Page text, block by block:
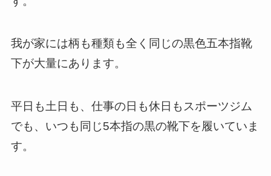
我が家には柄も種類も全く同じの黒色五本指靴
下が大量にあります。
平日も土日も、仕事の日も休日もスポーツジム
でも、いつも同じ5本指の黒の靴下を履いていま
す。